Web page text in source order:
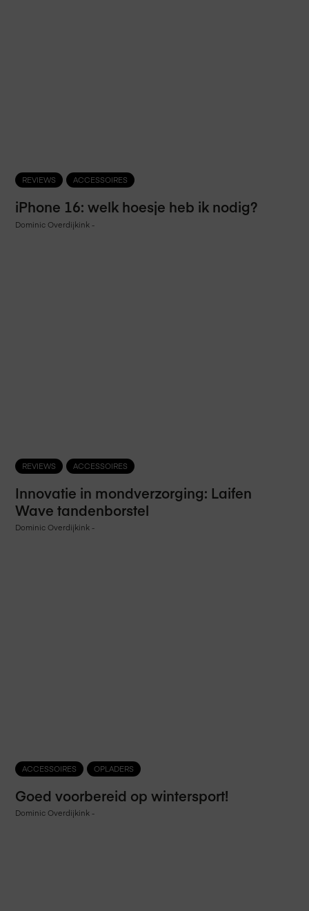
REVIEWS ACCESSOIRES
iPhone 16: welk hoesje heb ik nodig?
Dominic Overdijkink -
REVIEWS ACCESSOIRES
Innovatie in mondverzorging: Laifen
Wave tandenborstel
Dominic Overdijkink -
ACCESSOIRES OPLADERS
Goed voorbereid op wintersport!
Dominic Overdijkink -